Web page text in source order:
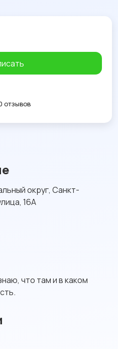
округ, Санкт-
16А
что там и в каком
отзывов